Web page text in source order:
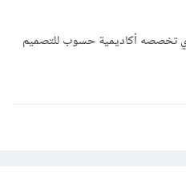
تخصصه أكاديمية حسوب للتصميم